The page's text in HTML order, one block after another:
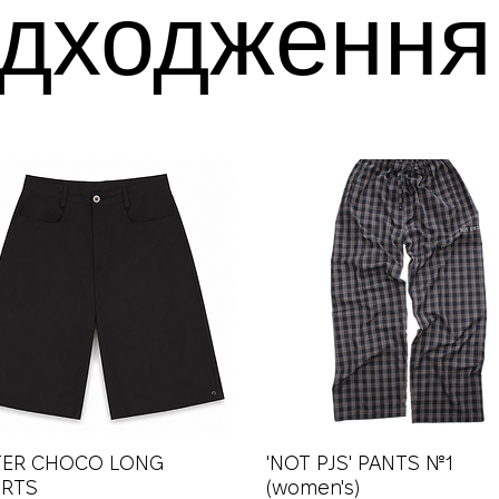
Швидкий перегляд
CHOCO LONG
Швидкий перегляд
'NOT PJS' PANTS №1
(women's)